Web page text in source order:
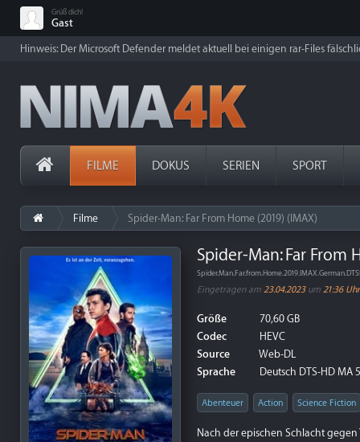
Grüß dich!
Gast
Hinweis: Der Microsoft Defender meldet aktuell bei einigen rar-Files
FILME DOKUS SERIEN SPORT
Filme Spider-Man: Far From Home (2019) (IMAX)
Spider-Man: Far From
Eingetragen am 23.04.2023um 21:36 Uhr
Größe
70,60 GB
Codec
HEVC
Source
Web-DL
Sprache
Deutsch DTS-HD MA
Abenteuer Action Science Fiction
Nach der epischen Schlacht